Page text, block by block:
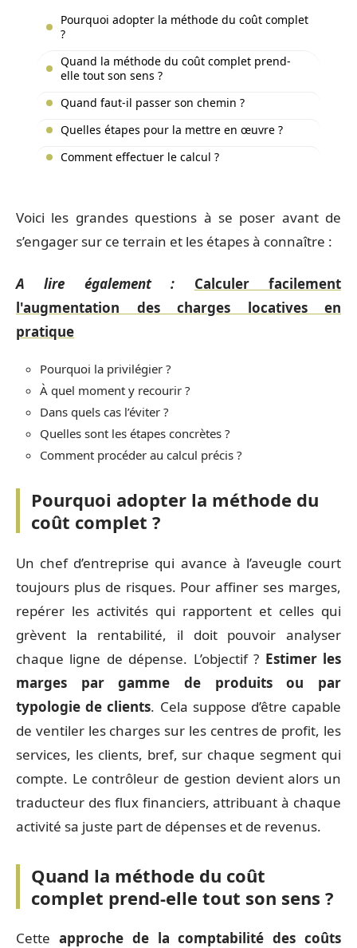
Pourquoi adopter la méthode du coût complet
?
Quand la méthode du coût complet prend-
elle tout son sens ?
Quand faut-il passer son chemin ?
Quelles étapes pour la mettre en œuvre ?
Comment effectuer le calcul ?
Voici les grandes questions à se poser avant de
s’engager sur ce terrain et les étapes à connaître :
A lire également :
Calculer facilement
l'augmentation des charges locatives en
pratique
Pourquoi la privilégier ?
À quel moment y recourir ?
Dans quels cas l’éviter ?
Quelles sont les étapes concrètes ?
Comment procéder au calcul précis ?
Pourquoi adopter la méthode du
coût complet ?
Un chef d’entreprise qui avance à l’aveugle court
toujours plus de risques. Pour affiner ses marges,
repérer les activités qui rapportent et celles qui
grèvent la rentabilité, il doit pouvoir analyser
chaque ligne de dépense. L’objectif ? Estimer les
marges par gamme de produits ou par
typologie de clients. Cela suppose d’être capable
de ventiler les charges sur les centres de profit, les
services, les clients, bref, sur chaque segment qui
compte. Le contrôleur de gestion devient alors un
traducteur des flux financiers, attribuant à chaque
activité sa juste part de dépenses et de revenus.
Quand la méthode du coût
complet prend-elle tout son sens ?
Cette approche de la comptabilité des coûts